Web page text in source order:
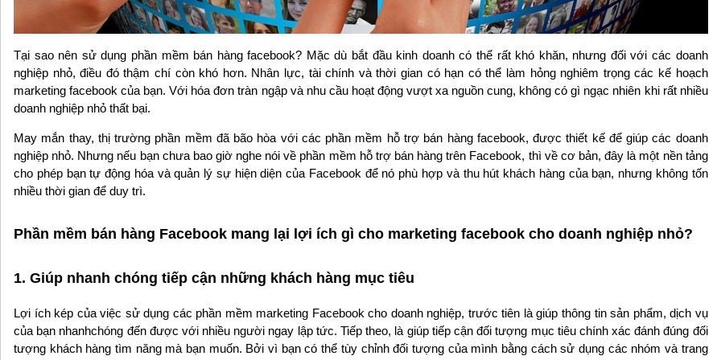
Tại sao nên sử dụng phần mềm bán hàng facebook? Mặc dù bắt đầu kinh doanh có thể rất khó khăn, nhưng đối với các doanh
nghiệp nhỏ, điều đó thậm chí còn khó hơn. Nhân lực, tài chính và thời gian có hạn có thể làm hỏng nghiêm trọng các kế hoạch
marketing facebook của bạn. Với hóa đơn tràn ngập và nhu cầu hoạt động vượt xa nguồn cung, không có gì ngạc nhiên khi rất nhiều
doanh nghiệp nhỏ thất bại.
May mắn thay, thị trường phần mềm đã bão hòa với các phần mềm hỗ trợ bán hàng facebook, được thiết kế để giúp các doanh
nghiệp nhỏ. Nhưng nếu bạn chưa bao giờ nghe nói về phần mềm hỗ trợ bán hàng trên Facebook, thì về cơ bản, đây là một nền tảng
cho phép bạn tự động hóa và quản lý sự hiện diện của Facebook để nó phù hợp và thu hút khách hàng của bạn, nhưng không tốn
nhiều thời gian để duy trì.
Phần mềm bán hàng Facebook mang lại lợi ích gì cho marketing facebook cho doanh nghiệp nhỏ?
1. Giúp nhanh chóng tiếp cận những khách hàng mục tiêu
Lợi ích kép của việc sử dụng các phần mềm marketing Facebook cho doanh nghiệp, trước tiên là giúp thông tin sản phẩm, dịch vụ
của bạn nhanhchóng đến được với nhiều người ngay lập tức. Tiếp theo, là giúp tiếp cận đối tượng mục tiêu chính xác đánh đúng đối
tượng khách hàng tìm năng mà bạn muốn. Bởi vì bạn có thể tùy chỉnh đối tượng của mình bằng cách sử dụng các nhóm và trang